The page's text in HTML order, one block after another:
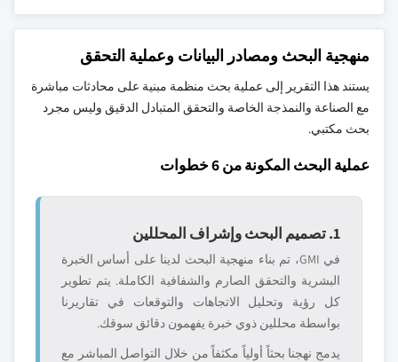
منهجية البحث ومصادر البيانات وعملية التحقق
يستند هذا التقرير إلى عملية بحث منظمة مبنية على محادثات مباشرة
مع الصناعة والنمذجة الخاصة والتحقق المتبادل الدقيق وليس مجرد
بحث مكتبي.
عملية البحث المكونة من 6 خطوات
1. تصميم البحث وإشراف المحللين
في GMI، تم بناء منهجية البحث لدينا على أساس الخبرة
البشرية والتحقق الصارم والشفافية الكاملة. يتم تطوير
كل رؤية وتحليل الاتجاهات والتوقعات في تقاريرنا
بواسطة محللين ذوي خبرة يفهمون دقائق سوقك.
يدمج نهجنا بحثاً أولياً مكثفاً من خلال التواصل المباشر مع